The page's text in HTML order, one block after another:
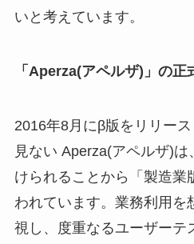
いと考えています。
「Aperza(アペルザ)」の
2016年8月にβ版をリリー
見ない Aperza(アペルザ)
けられることから「製造業
われています。業務利用を
視し、度重なるユーザーテ